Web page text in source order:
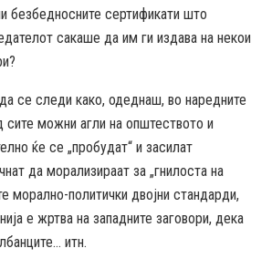
безбедносните сертификати што
сакаше да им ги издава на некои
се следи како, одеднаш, во наредните
можни агли на општеството и
ќе се „пробудат“ и засилат
да морализираат за „гнилоста на
морално-политички двојни стандарди,
е жртва на западните заговори, дека
итн.